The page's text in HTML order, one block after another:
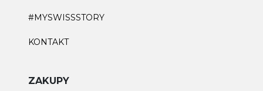
#MYSWISSSTORY
KONTAKT
ZAKUPY